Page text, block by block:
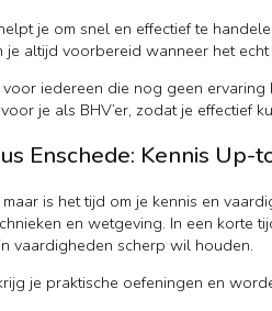
je om snel en effectief te
je altijd voorbereid wanneer het
iedereen die nog geen
je als BHV’er, zodat je effectief
Enschede: Kennis Up-
is het tijd om je kennis en
en wetgeving. In een korte
vaardigheden scherp wil houden.
je praktische oefeningen en